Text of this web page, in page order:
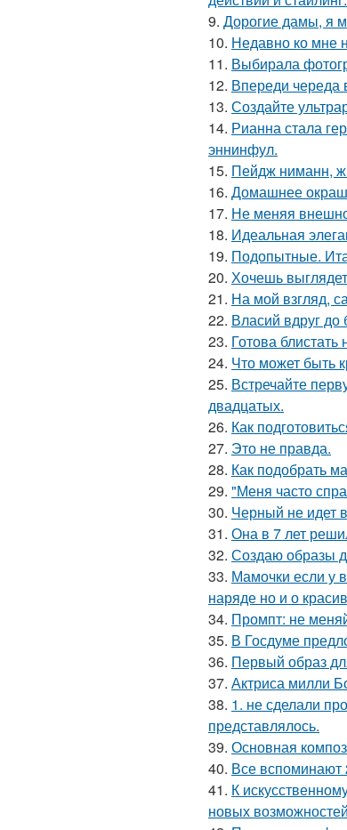
9. Дорогие дамы, я
10. Недавно ко мне
11. Выбирала
12. Впереди череда
13. Создайте
14. Рианна стала
эннинфул.
15. Пейдж ниманн,
16. Домашнее
17. Не меняя
18. Идеальная
19. Подопытные.
20. Хочешь
21. На мой взгляд,
22. Власий вдруг
23. Готова
24. Что может быть
25. Встречайте
двадцатых.
26. Как
27. Это не правда.
28. Как подобрать
29. "Меня часто
30. Черный не идет
31. Она в 7 лет
32. Создаю образы
33. Мамочки если у
наряде но и о
34. Промпт: не
35. В Госдуме
36. Первый образ
37. Актриса милли
38. 1. не сделали
представлялось.
39. Основная
40. Все вспоминают
41. К
новых